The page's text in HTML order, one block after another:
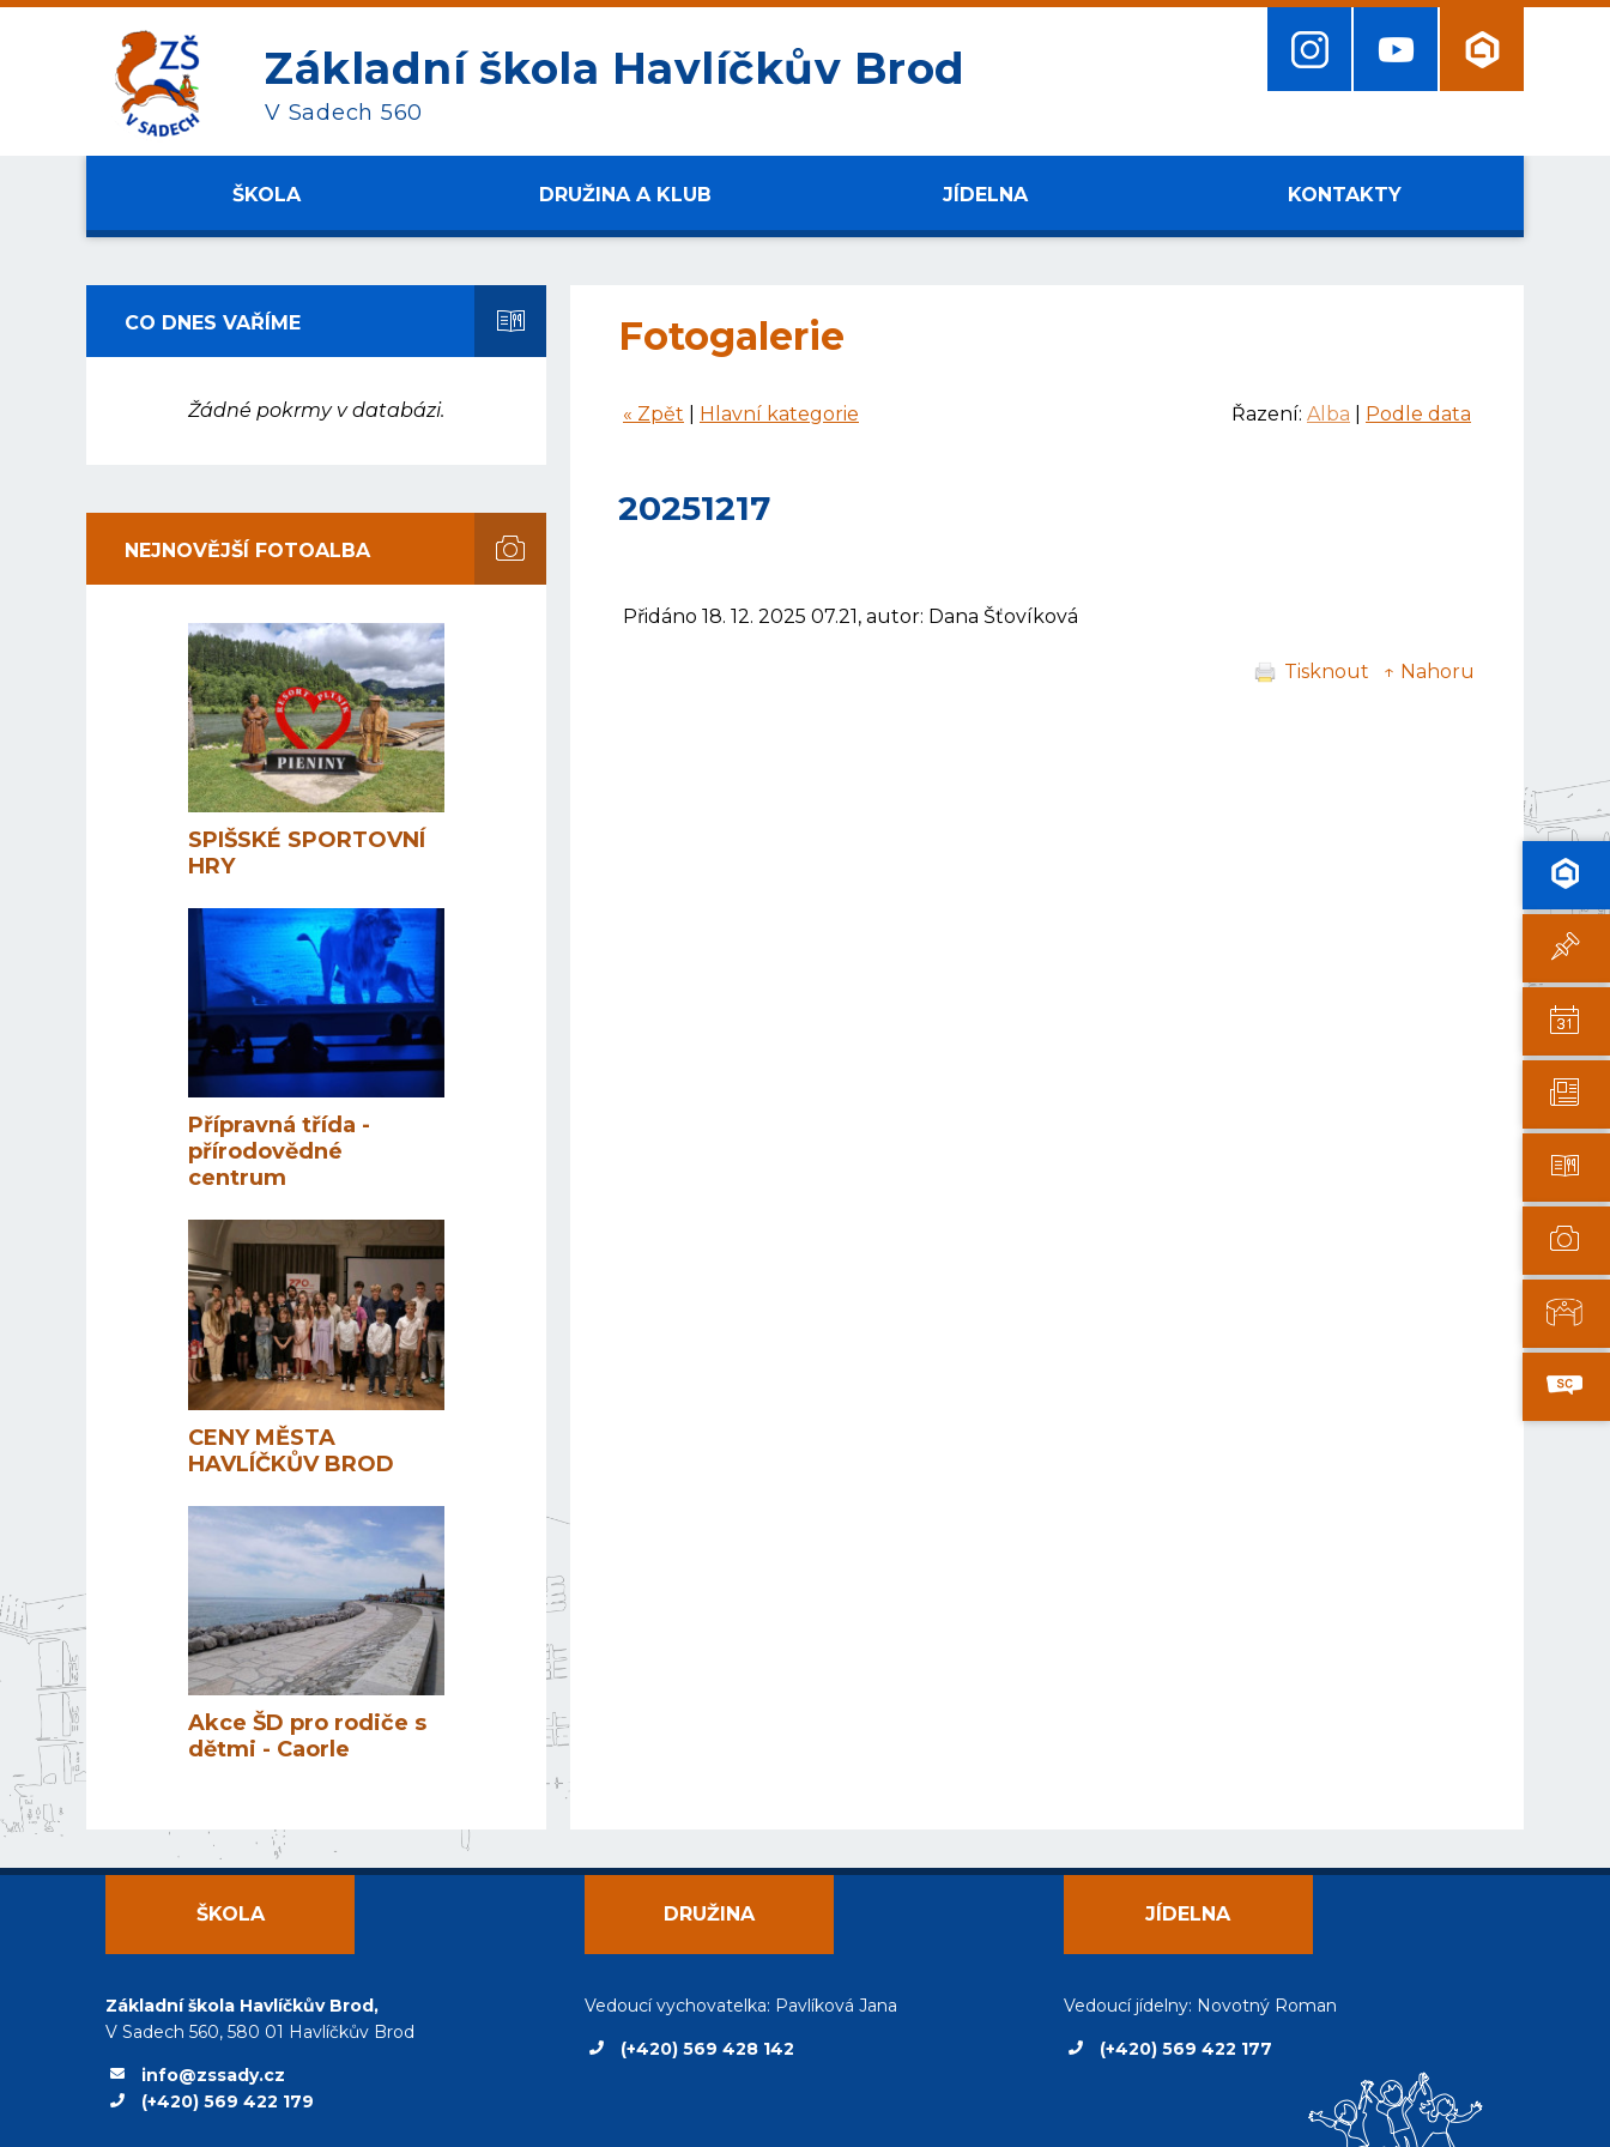
Základní škola Havlíčkův Brod
V Sadech 560
ŠKOLA DRUŽINA A KLUB JÍDELNA KONTAKTY
Fotogalerie
Řazení: Alba Podle data
« Zpět Hlavní kategorie
20251217
Přidáno 18. 12. 2025 07.21, autor: Dana Šťovíková
Tisknout ↑ Nahoru
CO DNES VAŘÍME
Žádné pokrmy v databázi.
NEJNOVĚJŠÍ FOTOALBA
SPIŠSKÉ SPORTOVNÍ
HRY
Přípravná třída -
přírodovědné
centrum
CENY MĚSTA
HAVLÍČKŮV BROD
Akce ŠD pro rodiče s
dětmi - Caorle
ŠKOLA
Základní škola Havlíčkův Brod,
V Sadech 560, 580 01 Havlíčkův Brod
info@zssady.cz
(+420) 569 422 179
DRUŽINA
Vedoucí vychovatelka: Pavlíková Jana
(+420) 569 428 142
JÍDELNA
Vedoucí jídelny: Novotný Roman
(+420) 569 422 177